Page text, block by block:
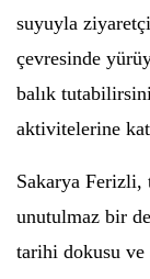
suyuyla
çevresinde
balık
aktivitelerine
Sakarya
unutulmaz bir
tarihi dokusu